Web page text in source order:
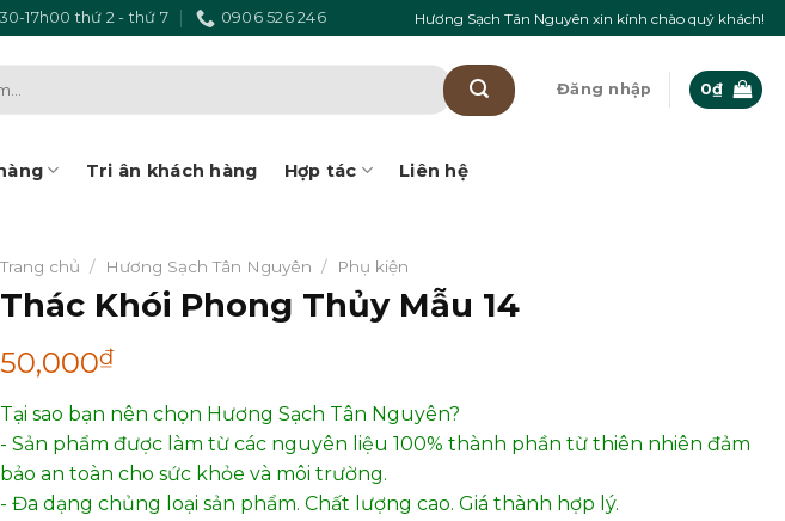
17h00 thứ 2 - thứ 7 0906 526 246 Hương Sạch Tân Nguyên xin kính chào quý khách!
Đăng nhập 0₫
Tri ân khách hàng Hợp tác Liên hệ
Trang chủ / Hương Sạch Tân Nguyên / Phụ kiện
Thác Khói Phong Thủy Mẫu 14
50,000₫
Tại sao bạn nên chọn Hương Sạch Tân Nguyên?
- Sản phẩm được làm từ các nguyên liệu 100% thành phần từ thiên nhiên đảm
bảo an toàn cho sức khỏe và môi trường.
- Đa dạng chủng loại sản phẩm. Chất lượng cao. Giá thành hợp lý.